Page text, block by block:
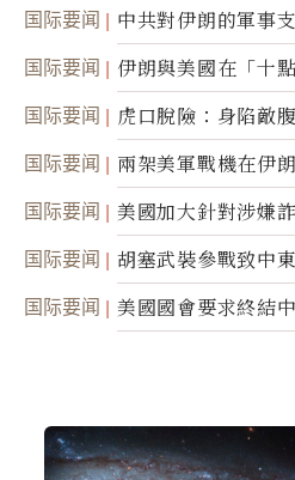
国际要闻
中共對伊朗的軍事
間接技術轉讓
国际要闻 伊朗與美國在「十
国际要闻 虎口脫險：身陷敵
国际要闻
兩架美軍戰機在伊
蹤
国际要闻
美國加大針對涉嫌
民權力度
国际要闻
胡塞武裝參戰致中
面入侵的可能性
国际要闻 美國國會要求終結